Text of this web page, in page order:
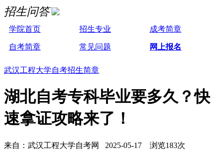
招生问答
学院首页 招生专业 成考简章
自考简章 常见问题 网上报名
武汉工程大学自考招生简章
湖北自考专科毕业要多久？快
速拿证攻略来了！
来自：武汉工程大学自考网 2025-05-17 浏览183次